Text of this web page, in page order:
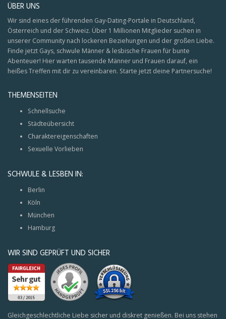
ÜBER UNS
Wir sind eines der führenden Gay-Dating-Portale in Deutschland,
Österreich und der Schweiz. Über 1 Millionen Mitglieder suchen in
unserer Community nach lockeren Beziehungen und der großen Liebe.
Finde jetzt Gays, schwule Männer & lesbische Frauen für bunte
Abenteuer! Hier warten tausende Männer und Frauen darauf, ein
heißes Treffen mit dir zu vereinbaren. Starte jetzt deine Partnersuche!
THEMENSEITEN
Schnellsuche
Städteübersicht
Charaktereigenschaften
Sexuelle Vorlieben
SCHWULE & LESBEN IN:
Berlin
Köln
München
Hamburg
WIR SIND GEPRÜFT UND SICHER
Gleichgeschlechtliche Liebe sicher und diskret genießen. Bei uns stehen